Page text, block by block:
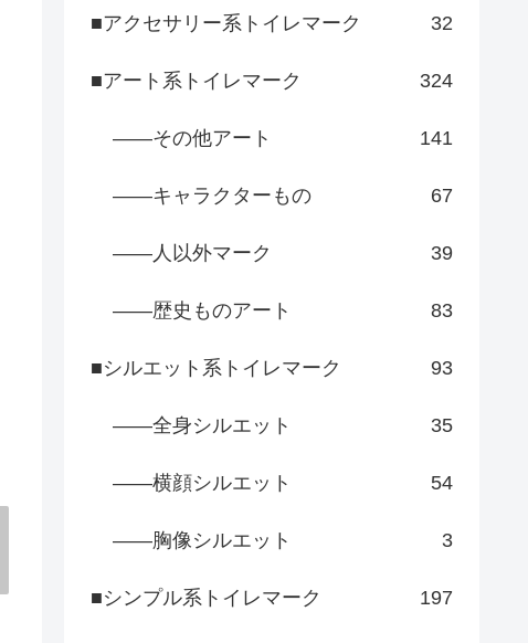
■アクセサリー系トイレマーク 32
■アート系トイレマーク 324
――その他アート 141
――キャラクターもの 67
――人以外マーク 39
――歴史ものアート 83
■シルエット系トイレマーク 93
――全身シルエット 35
――横顔シルエット 54
――胸像シルエット 3
■シンプル系トイレマーク 197